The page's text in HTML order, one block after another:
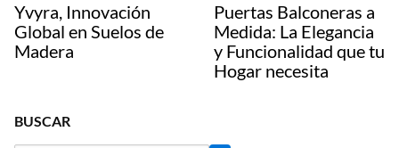
Yvyra, Innovación
Global en Suelos de
Madera
Puertas Balconeras a
Medida: La Elegancia
y Funcionalidad que tu
Hogar necesita
BUSCAR